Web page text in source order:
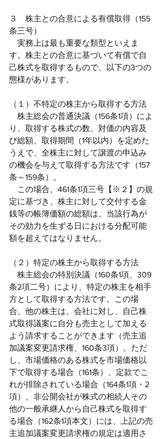
３　株主との合意による有償取得（155
条三号）
実務上は最も重要な類型といえま
す。株主との合意に基づいて有償で自
己株式を取得するもので、以下の3つの
態様があります。
（１）不特定の株主から取得する方法
株主総会の普通決議（156条1項）によ
り、取得する株式の数、対価の内容及
び総額、取得期間（1年以内）を定めた
うえで、全株主に対して譲渡の申込み
の機会を与えて取得する方法です（157
条～159条）。
この場合、461条1項三号【※２】の規
定に基づき、株主に対して交付する金
銭等の帳簿価額の総額は、当該行為が
その効力を生ずる日における分配可能
額を超えてはなりません。
（２）特定の株主から取得する方法
株主総会の特別決議（160条1項、309
条2項二号）により、特定の株主を相手
方として取得する方法です。この場
合、他の株主は、会社に対し、自己株
式取得議案に自分も売主として加える
よう請求することができます（売主追
加議案変更請求権、160条3項）。ただ
し、市場価格のある株式を市場価格以
下で取得する場合（161条）、定款でこ
れが排除されている場合（164条1項・2
項）、非公開会社が株式の相続人その
他の一般承継人から自己株式を取得す
る場合（162条1項本文）には、上記の売
主追加議案変更請求権の規定は適用さ